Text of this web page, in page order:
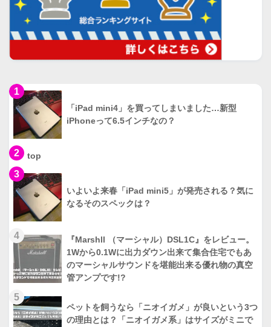
1
「iPad mini4」を買ってしまいました…新型
iPhoneって6.5インチなの？
2 top
3
いよいよ来春「iPad mini5」が発売される？気に
なるそのスペックは？
4
『Marshll （マーシャル）DSL1C』をレビュー。
1Wから0.1Wに出力ダウン出来て集合住宅でもあ
のマーシャルサウンドを堪能出来る優れ物の真空
管アンプです!?
5
ペットを飼うなら「ニオイガメ」が良いという3つ
の理由とは？「ニオイガメ系」はサイズがミニで